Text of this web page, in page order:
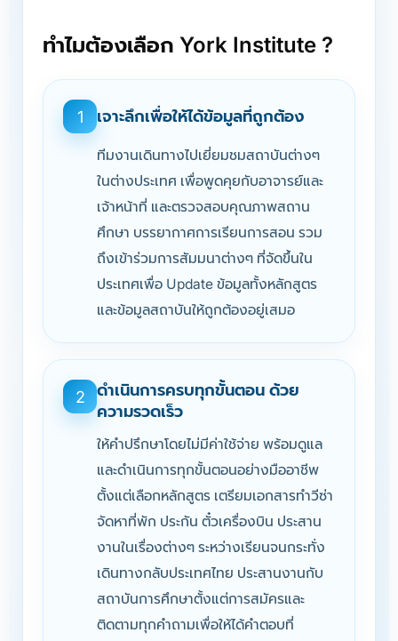
ทำไมต้องเลือก York Institute ?
1 เจาะลึกเพื่อให้ได้ข้อมูลที่ถูกต้อง
ทีมงานเดินทางไปเยี่ยมชมสถาบันต่างๆ
ในต่างประเทศ เพื่อพูดคุยกับอาจารย์และ
เจ้าหน้าที่ และตรวจสอบคุณภาพสถาน
ศึกษา บรรยากาศการเรียนการสอน รวม
ถึงเข้าร่วมการสัมมนาต่างๆ ที่จัดขึ้นใน
ประเทศเพื่อ Update ข้อมูลทั้งหลักสูตร
และข้อมูลสถาบันให้ถูกต้องอยู่เสมอ
2
ดำเนินการครบทุกขั้นตอน ด้วย
ความรวดเร็ว
ให้คำปรึกษาโดยไม่มีค่าใช้จ่าย พร้อมดูแล
และดำเนินการทุกขั้นตอนอย่างมืออาชีพ
ตั้งแต่เลือกหลักสูตร เตรียมเอกสารทำวีซ่า
จัดหาที่พัก ประกัน ตั๋วเครื่องบิน ประสาน
งานในเรื่องต่างๆ ระหว่างเรียนจนกระทั่ง
เดินทางกลับประเทศไทย ประสานงานกับ
สถาบันการศึกษาตั้งแต่การสมัครและ
ติดตามทุกคำถามเพื่อให้ได้คำตอบที่